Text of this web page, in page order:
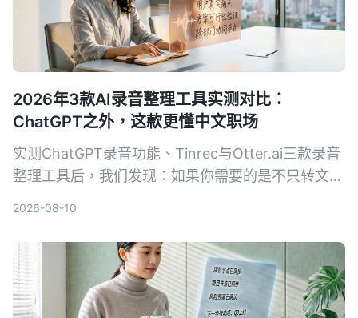
2026年3款AI录音整理工具实测对比：
ChatGPT之外，这款更懂中文职场
实测ChatGPT录音功能、Tinrec与Otter.ai三款录音
整理工具后，我们发现：如果你需要的是不只转文
2026-08-10